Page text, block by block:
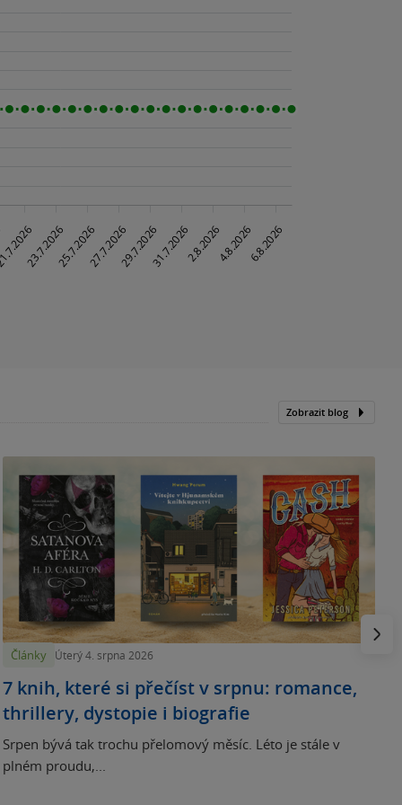
Zobrazit blog
Články Úterý 4. srpna 2026
7 knih, které si přečíst v srpnu: romance,
thrillery, dystopie i biografie
Srpen bývá tak trochu přelomový měsíc. Léto je stále v
plném proudu,...